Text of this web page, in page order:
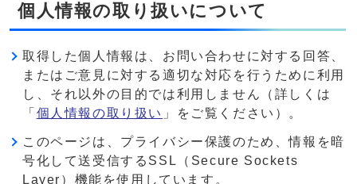
個人情報の取り扱いについて
取得した個人情報は、お問い合わせに対する回答、
またはご意見に対する適切な対応を行うために利用
し、それ以外の目的では利用しません（詳しくは
「 個人情報の取り扱い 」をご覧ください）。
このページは、プライバシー保護のため、情報を暗
号化して送受信するSSL（Secure Sockets
Layer）機能を使用しています。